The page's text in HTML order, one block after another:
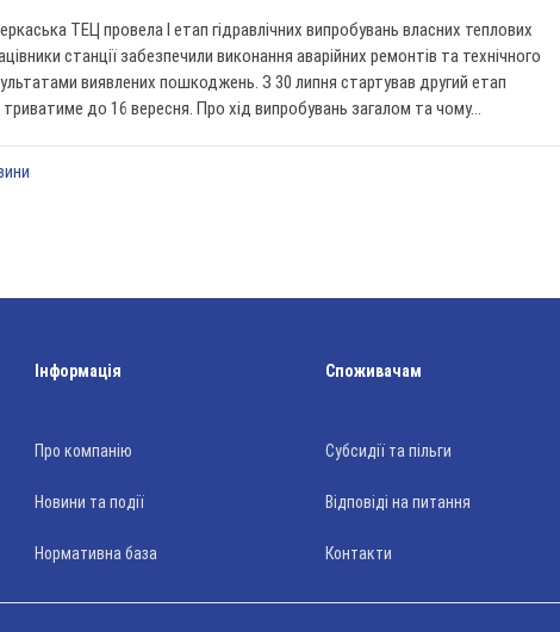
ТЕЦ провела І етап гідравлічних випробувань власних теплових
станції забезпечили виконання аварійних ремонтів та технічного
виявлених пошкоджень. З 30 липня стартував другий етап
до 16 вересня. Про хід випробувань загалом та чому...
Інформація
Про компанію
Новини та події
Нормативна база
Споживачам
Субсидії та пільги
Відповіді на питання
Контакти